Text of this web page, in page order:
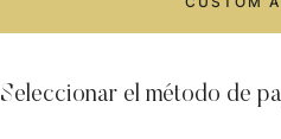
Seleccionar el método de